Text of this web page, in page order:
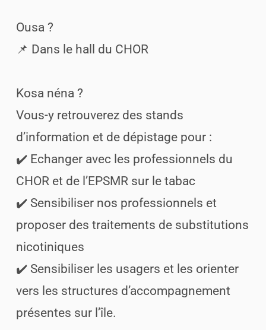
Ousa ?
📌 Dans le hall du CHOR
Kosa néna ?
Vous-y retrouverez des stands
d’information et de dépistage pour :
✔️ Echanger avec les professionnels du
CHOR et de l’EPSMR sur le tabac
✔️ Sensibiliser nos professionnels et
proposer des traitements de substitutions
nicotiniques
✔️ Sensibiliser les usagers et les orienter
vers les structures d’accompagnement
présentes sur l’île.